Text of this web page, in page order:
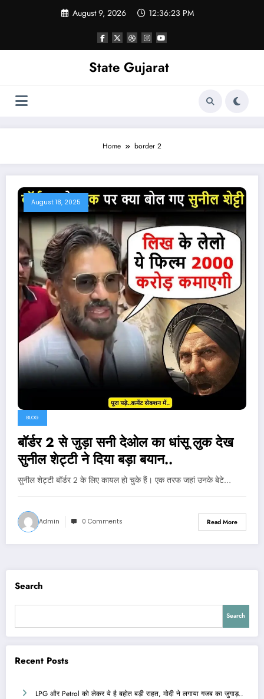
August 9, 2026 12:36:24 PM
State Gujarat
Home border 2
August 18, 2025
BLOG
बॉर्डर 2 से जुड़ा सनी देओल का धांसू लुक देख
सुनील शेट्टी ने दिया बड़ा बयान..
सुनील शेट्टी बॉर्डर 2 के लिए कायल हो चुके हैं। एक तरफ जहां उनके बेटे…
Admin 0 Comments Read More
Search
Search
Recent Posts
LPG और Petrol को लेकर ये है बहोत बड़ी राहत, मोदी ने लगाया गजब का जुगाड़..